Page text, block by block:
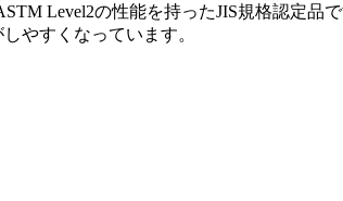
Level2の性能を持ったJIS規格認定品
やすくなっています。